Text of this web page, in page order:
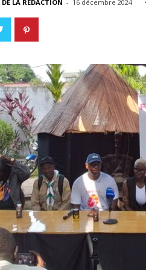
DE LA REDACTION - 16 décembre 2024